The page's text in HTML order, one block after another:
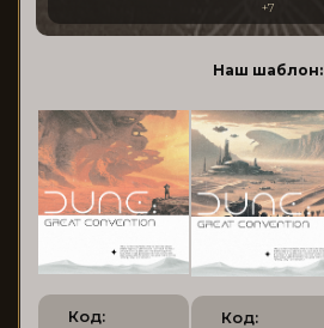
+7
Наш шаблон:
Код: Код: